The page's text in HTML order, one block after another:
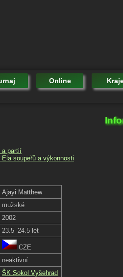
Online
a partií
Ela soupeřů a výkonnosti
Ajayi Matthew
mužské
2002
23.5–24.5 let
CZE
neaktivní
ŠK Sokol Vyšehrad